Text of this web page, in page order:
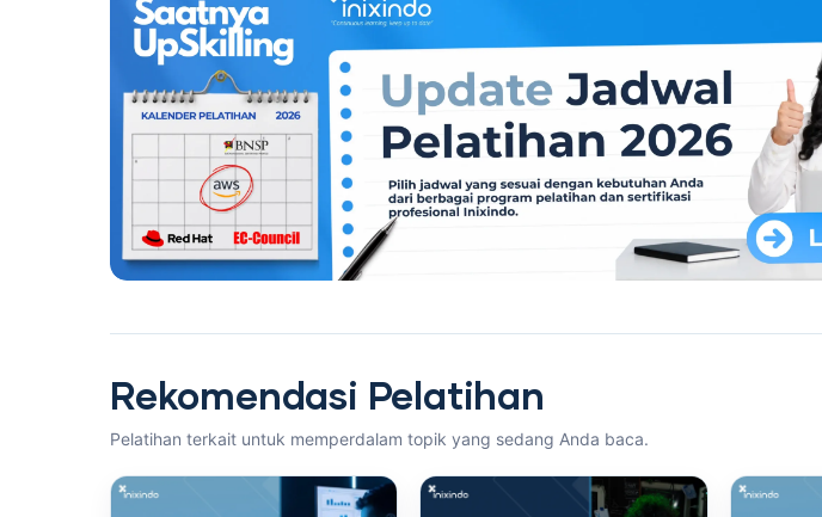
Rekomendasi Pelatihan
Pelatihan terkait untuk memperdalam topik yang sedang Anda baca.